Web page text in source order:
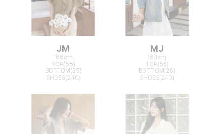
JM
166cm
TOP(55)
BOTTOM(25)
SHOES(240)
MJ
164cm
TOP(55)
BOTTOM(26)
SHOES(240)